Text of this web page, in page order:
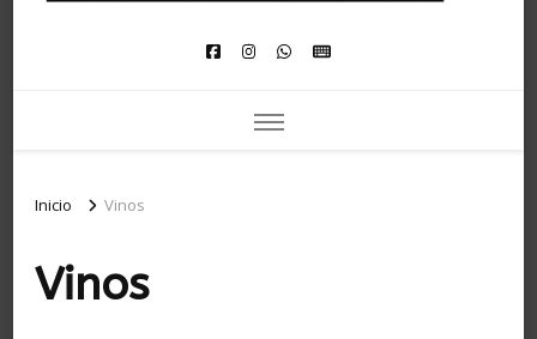
SANTAMARTA
Inicio Vinos
Vinos